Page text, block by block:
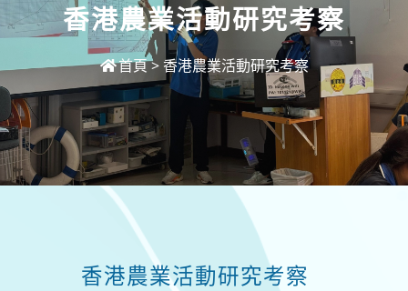
香港農業活動研究考察
首頁> 香港農業活動研究考察
香港農業活動研究考察